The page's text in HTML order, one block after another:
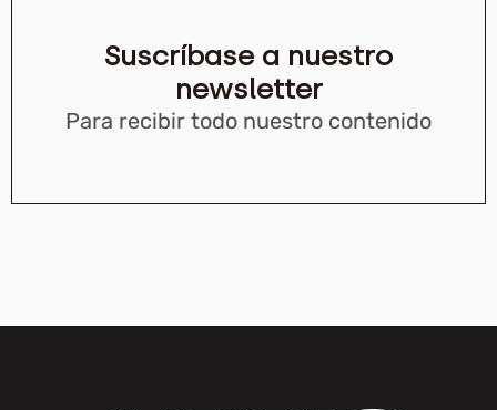
Suscríbase a nuestro
newsletter
Para recibir todo nuestro contenido